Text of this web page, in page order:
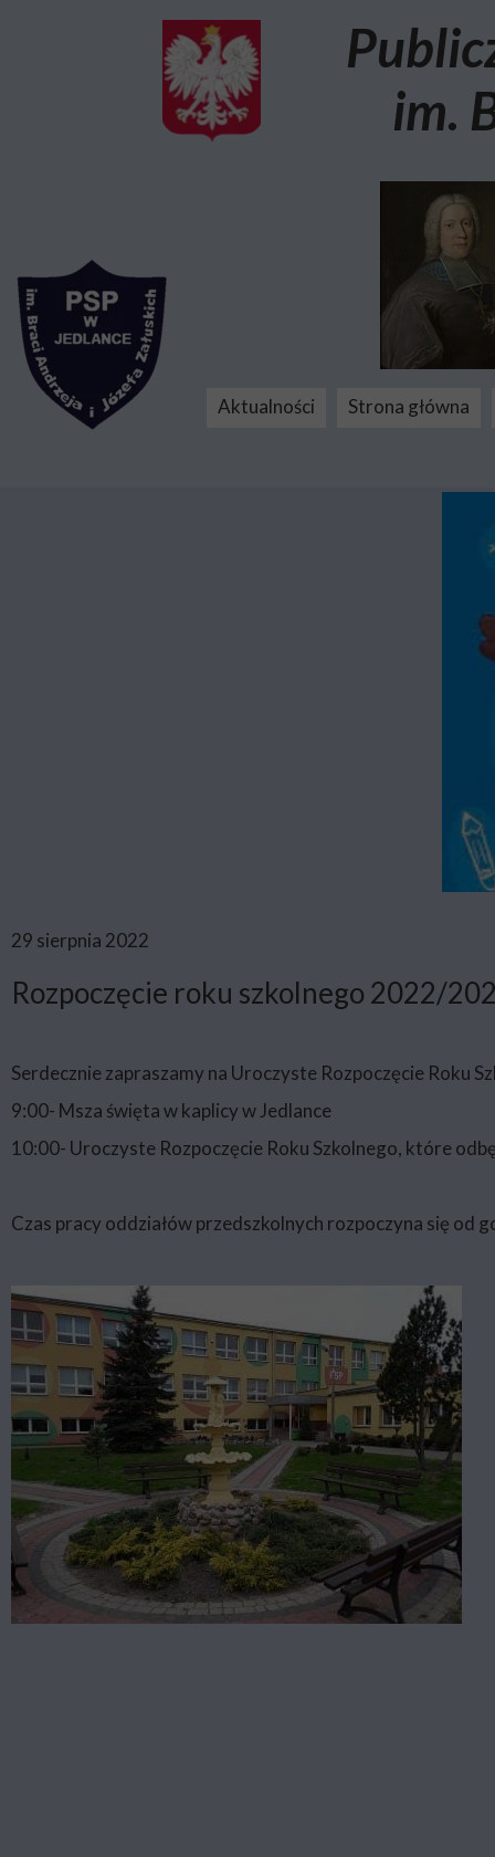
29 sierpnia 2022
Rozpoczęcie roku szkolnego 2022/
Serdecznie zapraszamy na Uroczyste Rozpoczęcie Roku
9:00- Msza święta w kaplicy w Jedlance
10:00- Uroczyste Rozpoczęcie Roku Szkolnego, które
Czas pracy oddziałów przedszkolnych rozpoczyna się od
Aktualności Strona główna
im.